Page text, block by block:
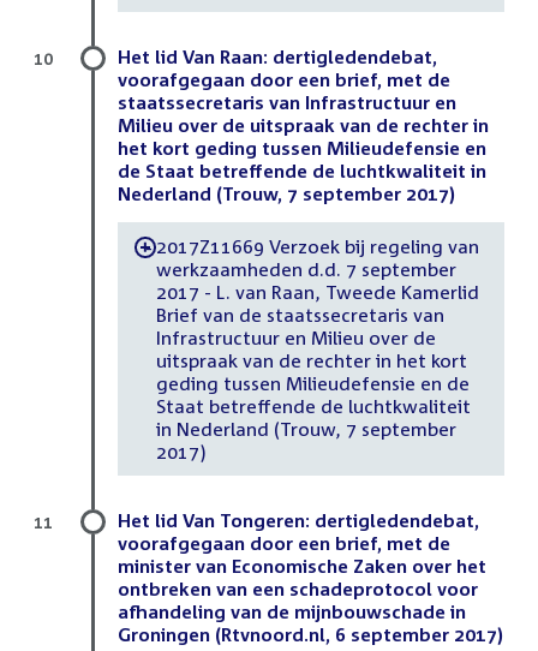
Het lid Van Raan: dertigledendebat,
voorafgegaan door een brief, met de
staatssecretaris van Infrastructuur en
Milieu over de uitspraak van de rechter in
het kort geding tussen Milieudefensie en
de Staat betreffende de luchtkwaliteit in
Nederland (Trouw, 7 september 2017)
-2017Z11669 Verzoek bij regeling van
werkzaamheden d.d. 7 september
2017 - L. van Raan, Tweede Kamerlid
Brief van de staatssecretaris van
Infrastructuur en Milieu over de
uitspraak van de rechter in het kort
geding tussen Milieudefensie en de
Staat betreffende de luchtkwaliteit
in Nederland (Trouw, 7 september
2017)
10
Het lid Van Tongeren: dertigledendebat,
voorafgegaan door een brief, met de
minister van Economische Zaken over het
ontbreken van een schadeprotocol voor
afhandeling van de mijnbouwschade in
Groningen (Rtvnoord.nl, 6 september 2017)
11